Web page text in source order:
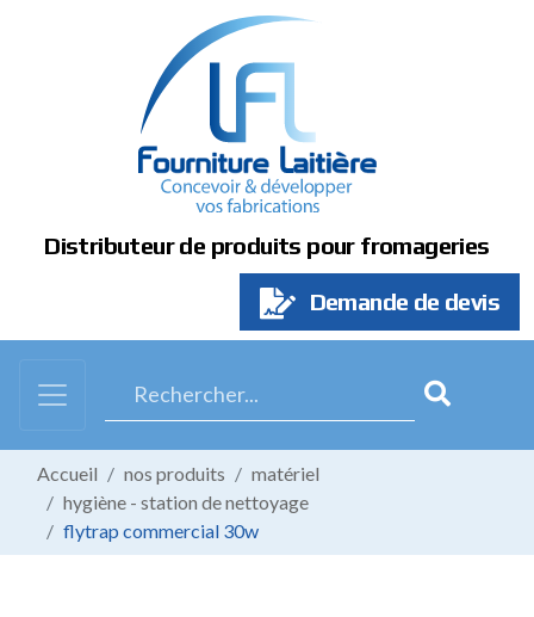
Distributeur de produits pour fromageries
Demande de devis
Accueil nos produits
matériel
hygiène - station de nettoyage
flytrap commercial 30w
Panneau de gestion des cookies